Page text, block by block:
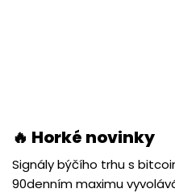
🔥 Horké novinky
Signály býčího trhu s
90denním maximu